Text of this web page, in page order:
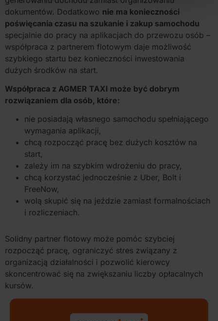
dokumentów. Dodatkowo nie ma konieczności
poświęcania czasu na szukanie i zakup samochodu
specjalnie do pracy na aplikacjach do przewozu osób –
współpraca z partnerem flotowym daje możliwość
szybkiego startu bez konieczności inwestowania
dużych środków na start.
Współpraca z AGMER TAXI może być dobrym
rozwiązaniem dla osób, które:
nie posiadają własnego samochodu spełniającego
wymagania aplikacji,
chcą rozpocząć pracę bez dużych kosztów na
start,
zależy im na szybkim wdrożeniu do pracy,
chcą korzystać jednocześnie z Uber, Bolt i
FreeNow,
wolą skupić się na jeździe zamiast formalnościach
i rozliczeniach.
Solidny partner flotowy może pomóc szybciej
rozpocząć pracę, ograniczyć stres związany z
organizacją działalności i pozwolić kierowcy
skoncentrować się na zwiększaniu liczby opłacalnych
kursów.